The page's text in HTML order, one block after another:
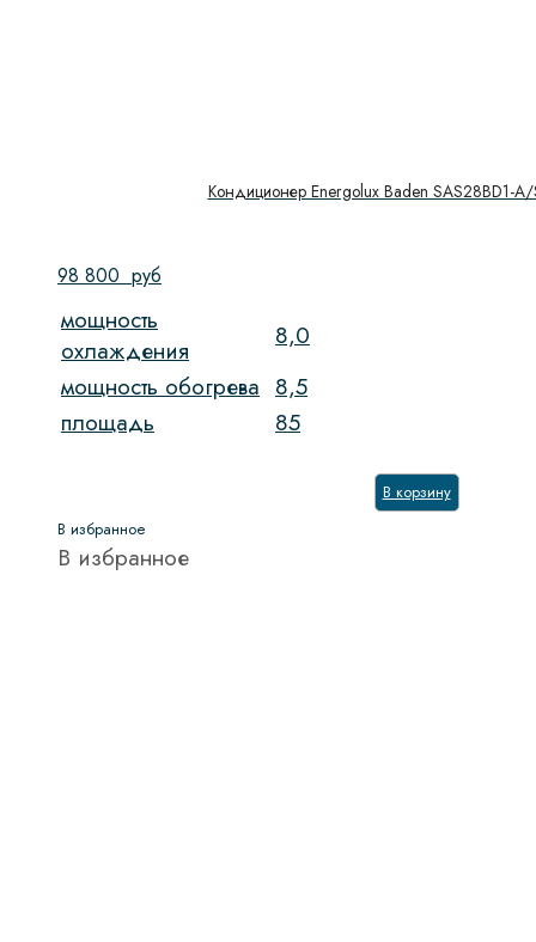
Кондиционер Energolux Baden SAS28BD1-A/
98 800 руб
мощность
охлаждения
8,0
мощность обогрева 8,5
площадь
85
В корзину
В избранное
В избранное